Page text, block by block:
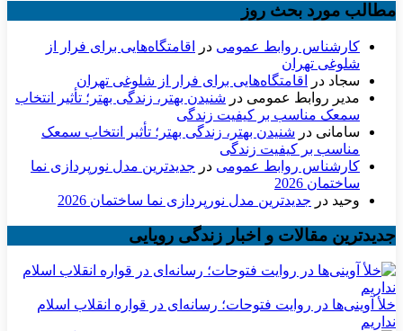
مطالب مورد بحث روز
کارشناس روابط عمومی در
اقامتگاه‌هایی برای فرار از
شلوغی تهران
سجاد در
اقامتگاه‌هایی برای فرار از شلوغی تهران
مدیر روابط عمومی در شنیدن بهتر، زندگی بهتر؛ تأثیر انتخاب
سمعک مناسب بر کیفیت زندگی
سامانی در شنیدن بهتر، زندگی بهتر؛ تأثیر انتخاب سمعک
مناسب بر کیفیت زندگی
کارشناس روابط عمومی در جدیدترین مدل نورپردازی نما
ساختمان 2026
وحید در جدیدترین مدل نورپردازی نما ساختمان 2026
جدیدترین مقالات و اخبار زندگی رویایی
خلأ آوینی‌ها در روایت فتوحات؛ رسانه‌ای در قواره انقلاب اسلام
نداریم